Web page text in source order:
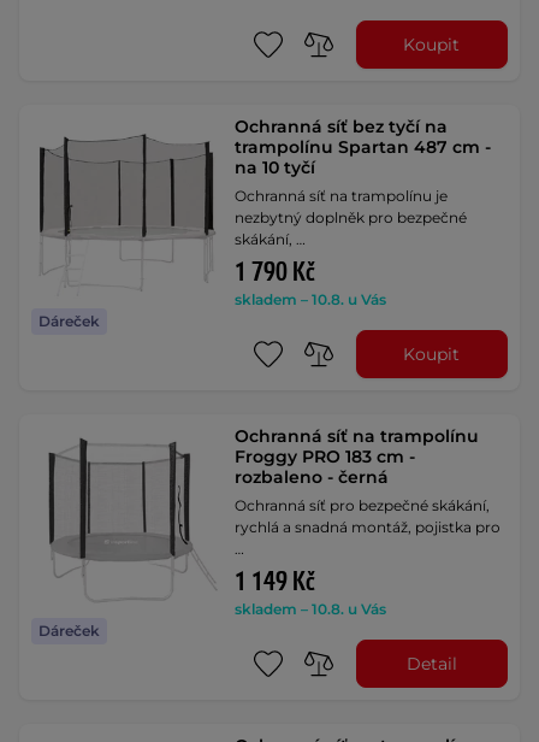
Koupit
Dáreček
Ochranná síť bez tyčí na
trampolínu Spartan 487 cm -
na 10 tyčí
Ochranná síť na trampolínu je
nezbytný doplněk pro bezpečné
skákání, …
1 790 Kč
skladem – 10.8. u Vás
Koupit
Dáreček
Ochranná síť na trampolínu
Froggy PRO 183 cm -
rozbaleno - černá
Ochranná síť pro bezpečné skákání,
rychlá a snadná montáž, pojistka pro
…
1 149 Kč
skladem – 10.8. u Vás
Detail